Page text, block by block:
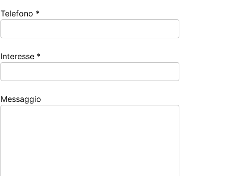
Telefono *
Interesse *
Messaggio